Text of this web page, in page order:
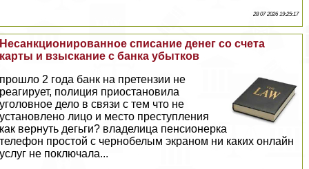
28 07 2026 19:25:17
Несанкционированное списание денег со счета
карты и взыскание с банка убытков
прошло 2 года банк на претензии не
реагирует, полиция приостановила
уголовное дело в связи с тем что не
установлено лицо и место преступления
как вернуть дегьги? владелица пенсионерка
телефон простой с чернобелым экраном ни каких онлайн
услуг не поключала...